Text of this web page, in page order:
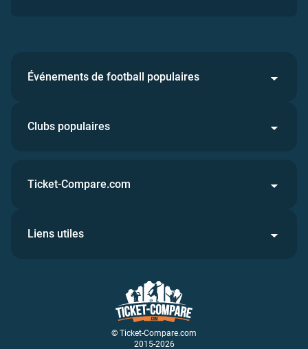
Événements de football populaires
Clubs populaires
© Ticket-Compare.com
2015-2026
Ticket-Compare.com
Liens utiles